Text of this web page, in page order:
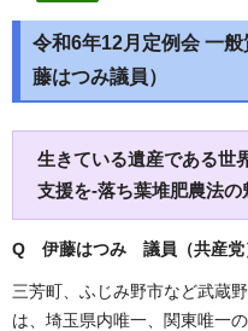
令和6年12月定例会 一
藤はつみ議員）
生きている遺産である世
支援を-落ち葉堆肥農法の
Q 伊藤はつみ 議員（共産党
三芳町、ふじみ野市など武蔵
は、埼玉県内唯一、関東唯一